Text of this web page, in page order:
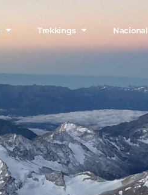
Trekkings Nacional